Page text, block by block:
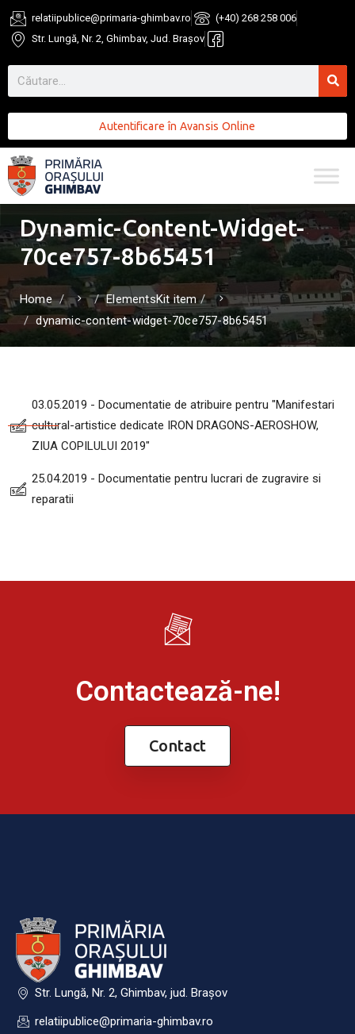
relatiipublice@primaria-ghimbav.ro
(+40) 268 258 006
Str. Lungă, Nr. 2, Ghimbav, Jud. Brașov
Autentificare în Avansis Online
Dynamic-Content-Widget-
70ce757-8b65451
Home
ElementsKit item
dynamic-content-widget-70ce757-8b65451
03.05.2019 - Documentatie de atribuire pentru "Manifestari
cultural-artistice dedicate IRON DRAGONS-AEROSHOW,
ZIUA COPILULUI 2019"
25.04.2019 - Documentatie pentru lucrari de zugravire si
reparatii
Contactează-ne!
Contact
Str. Lungă, Nr. 2, Ghimbav, jud. Brașov
relatiipublice@primaria-ghimbav.ro